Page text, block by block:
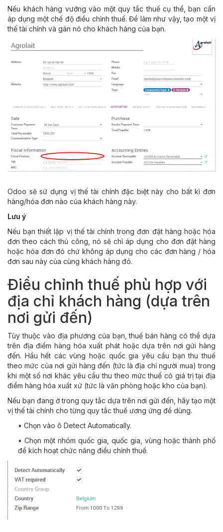
Nếu khách hàng vướng vào một quy tắc thuế cụ thể, bạn cần
áp dụng một chế độ điều chỉnh thuế. Để làm như vậy, tạo một vị
thế tài chính và gán nó cho khách hàng của bạn.
Odoo sẽ sử dụng vị thế tài chính đặc biệt này cho bất kì đơn
hàng/hóa đơn nào của khách hàng này.
Lưu ý
Nếu bạn thiết lập vị thế tài chính trong đơn đặt hàng hoặc hóa
đơn theo cách thủ công, nó sẽ chỉ áp dụng cho đơn đặt hàng
hoặc hóa đơn đó chứ không áp dụng cho các đơn hàng / hóa
đơn sau này của cùng khách hàng đó.
Điều chỉnh thuế phù hợp với
địa chỉ khách hàng (dựa trên
nơi gửi đến)
Tùy thuộc vào địa phương của bạn, thuế bán hàng có thể dựa
trên địa điểm hàng hóa xuất phát hoặc dựa trên nơi gửi hàng
đến. Hầu hết các vùng hoặc quốc gia yêu cầu bạn thu thuế
theo mức của nơi gửi hàng đến (tức là địa chỉ người mua) trong
khi một số nơi khác yêu cầu thu theo mức thuế có giá trị tại địa
điểm hàng hóa xuất xứ (tức là văn phòng hoặc kho của bạn).
Nếu bạn đang ở trong quy tắc dựa trên nơi gửi đến, hãy tạo một
vị thế tài chính cho từng quy tắc thuế ương ứng để dùng.
• Chọn vào ô Detect Automatically.
• Chọn một nhóm quốc gia, quốc gia, vùng hoặc thành phố
để kích hoạt chức năng điều chỉnh thuế.